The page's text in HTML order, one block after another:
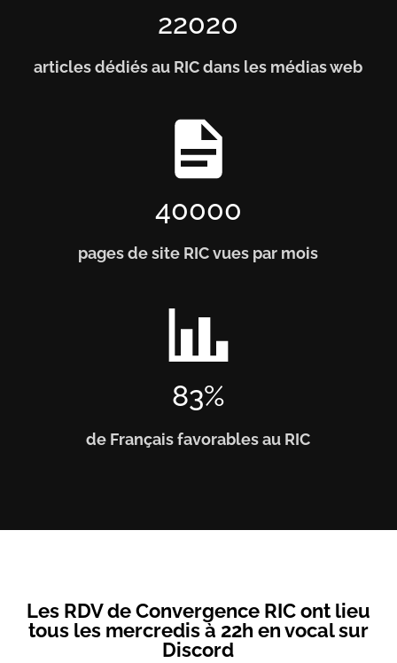
22020
articles dédiés au RIC dans les médias web
40000
pages de site RIC vues par mois
83%
de Français favorables au RIC
Les RDV de Convergence RIC ont lieu
tous les mercredis à 22h en vocal sur
Discord